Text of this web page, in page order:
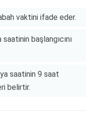
vaktini ifade eder.
başlangıcını
saatinin 9 saat
belirtir.